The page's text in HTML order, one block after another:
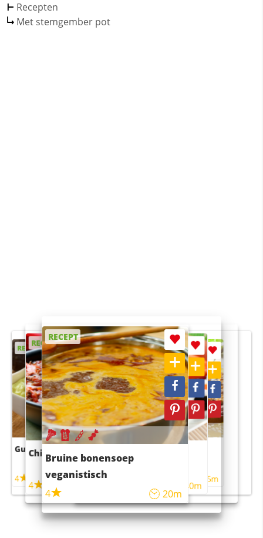
Recepten
Met stemgember pot
RECEPT
Guacamole
4
RECEPT
Chili con carne
4 45m
RECEPT
Bruine bonensoep
veganistisch
4
20m
RECEPT
Sushi rijstsalade
maaltijdsalade
40m
RECEPT
4 55m